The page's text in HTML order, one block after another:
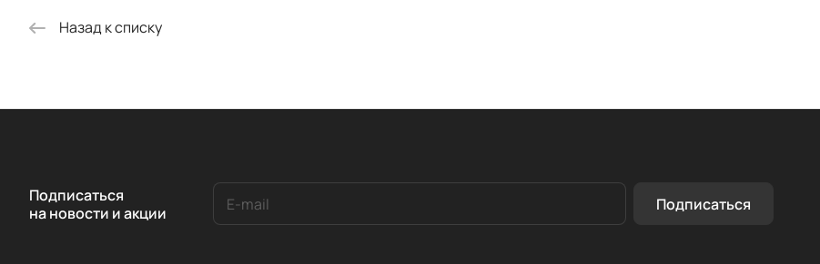
Назад к списку
Подписаться
на новости и акции
Подписаться